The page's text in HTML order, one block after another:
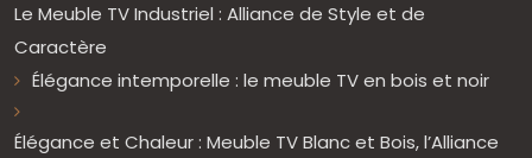
Le Meuble TV Industriel : Alliance de Style et de
Caractère
Élégance intemporelle : le meuble TV en bois et noir
Élégance et Chaleur : Meuble TV Blanc et Bois, l’Alliance